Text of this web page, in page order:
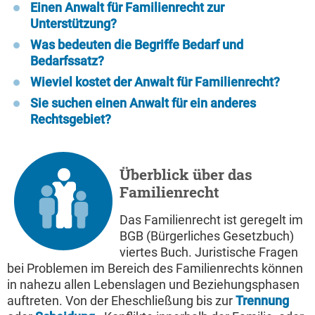
Einen Anwalt für Familienrecht zur
Unterstützung?
Was bedeuten die Begriffe Bedarf und
Bedarfssatz?
Wieviel kostet der Anwalt für Familienrecht?
Sie suchen einen Anwalt für ein anderes
Rechtsgebiet?
Überblick über das
Familienrecht
Das Familienrecht ist geregelt im
BGB (Bürgerliches Gesetzbuch)
viertes Buch. Juristische Fragen
bei Problemen im Bereich des Familienrechts können
in nahezu allen Lebenslagen und Beziehungsphasen
auftreten. Von der Eheschließung bis zurTrennung